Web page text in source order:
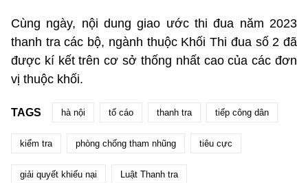
Cùng ngày, nội dung giao ước thi đua năm 2023
thanh tra các bộ, ngành thuộc Khối Thi đua số 2 đã
được kí kết trên cơ sở thống nhất cao của các đơn
vị thuộc khối.
TAGS hà nội tố cáo thanh tra tiếp công dân
kiểm tra phòng chống tham nhũng tiêu cực
giải quyết khiếu nại Luật Thanh tra